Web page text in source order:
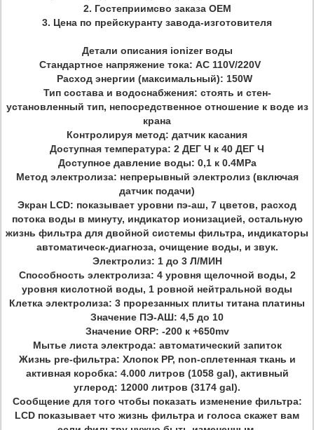
2. Гостеприимсво заказа OEM
3. Цена по прейскуранту завода-изготовителя
Детали описания ionizer воды
Стандартное напряжение тока: AC 110V/220V
Расход энергии (максимальный): 150W
Тип состава и водоснабжения: стоять и стен-
установленный тип, непосредственное отношение к воде из
крана
Контролируя метод: датчик касания
Доступная температура: 2 ДЕГ Ч к 40 ДЕГ Ч
Доступное давление воды: 0,1 к 0.4MPa
Метод электролиза: непрерывный электролиз (включая
датчик подачи)
Экран LCD: показывает уровни пэ-аш, 7 цветов, расход
потока воды в минуту, индикатор ионизацией, остальную
жизнь фильтра для двойной системы фильтра, индикаторы
автоматическ-диагноза, очищение воды, и звук.
Электролиз: 1 до 3 Л/МИН
Способность электролиза: 4 уровня щелочной воды, 2
уровня кислотной воды, 1 ровной нейтральной воды
Клетка электролиза: 3 прорезанных плиты титана платины
Значение ПЭ-АШ: 4,5 до 10
Значение ORP: -200 к +650mv
Мытье листа электрода: автоматический запиток
Жизнь pre-фильтра: Хлопок PP, non-сплетенная ткань и
активная коробка: 4.000 литров (1058 gal), активный
углерод: 12000 литров (3174 gal).
Сообщение для того чтобы показать изменение фильтра:
LCD показывает что жизнь фильтра и голоса скажет вам